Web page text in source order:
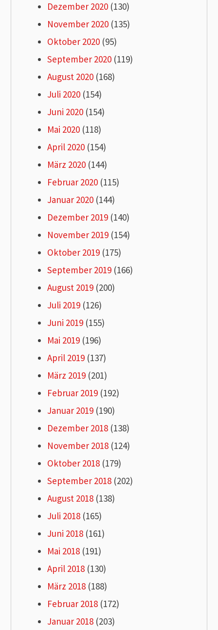
Dezember 2020 (130)
November 2020 (135)
Oktober 2020 (95)
September 2020 (119)
August 2020 (168)
Juli 2020 (154)
Juni 2020 (154)
Mai 2020 (118)
April 2020 (154)
März 2020 (144)
Februar 2020 (115)
Januar 2020 (144)
Dezember 2019 (140)
November 2019 (154)
Oktober 2019 (175)
September 2019 (166)
August 2019 (200)
Juli 2019 (126)
Juni 2019 (155)
Mai 2019 (196)
April 2019 (137)
März 2019 (201)
Februar 2019 (192)
Januar 2019 (190)
Dezember 2018 (138)
November 2018 (124)
Oktober 2018 (179)
September 2018 (202)
August 2018 (138)
Juli 2018 (165)
Juni 2018 (161)
Mai 2018 (191)
April 2018 (130)
März 2018 (188)
Februar 2018 (172)
Januar 2018 (203)